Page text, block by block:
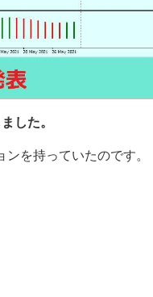
した。
ンを持っていたのです。